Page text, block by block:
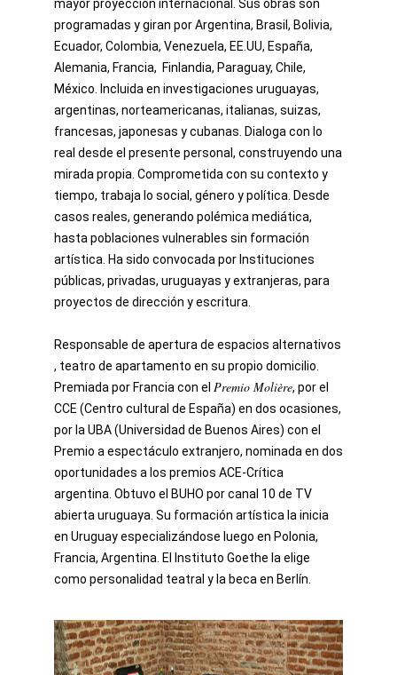
mayor proyección internacional. Sus obras son
programadas y giran por Argentina, Brasil, Bolivia,
Ecuador, Colombia, Venezuela, EE.UU, España,
Alemania, Francia, Finlandia, Paraguay, Chile,
México. Incluida en investigaciones uruguayas,
argentinas, norteamericanas, italianas, suizas,
francesas, japonesas y cubanas. Dialoga con lo
real desde el presente personal, construyendo una
mirada propia. Comprometida con su contexto y
tiempo, trabaja lo social, género y política. Desde
casos reales, generando polémica mediática,
hasta poblaciones vulnerables sin formación
artística. Ha sido convocada por Instituciones
públicas, privadas, uruguayas y extranjeras, para
proyectos de dirección y escritura.
Responsable de apertura de espacios alternativos
, teatro de apartamento en su propio domicilio.
Premiada por Francia con el Premio Molière, por el
CCE (Centro cultural de España) en dos ocasiones,
por la UBA (Universidad de Buenos Aires) con el
Premio a espectáculo extranjero, nominada en dos
oportunidades a los premios ACE-Crítica
argentina. Obtuvo el BUHO por canal 10 de TV
abierta uruguaya. Su formación artística la inicia
en Uruguay especializándose luego en Polonia,
Francia, Argentina. El Instituto Goethe la elige
como personalidad teatral y la beca en Berlín.